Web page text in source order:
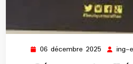
06 décembre 2025 06
ing-